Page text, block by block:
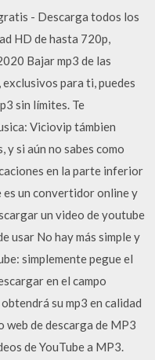
- Descarga todos los
HD de hasta 720p,
Bajar mp3 de las
para ti, puedes
sin límites. Te
Viciovip támbien
y si aún no sabes como
en la parte inferior
es un convertidor online y
un video de youtube
usar No hay más simple y
simplemente pegue el
en el campo
su mp3 en calidad
de descarga de MP3
de YouTube a MP3.